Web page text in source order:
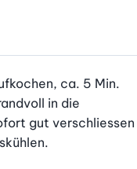
ca. 5 Min.
in die
gut verschliessen